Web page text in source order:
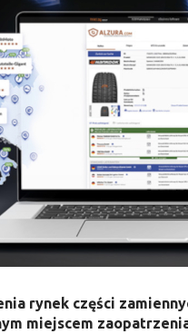
rynek części
miejscem